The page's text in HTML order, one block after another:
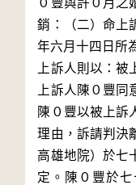
０豐與許０月之
銷：（二）命上
年六月十四日所
上訴人則以：
上訴人陳０豐
陳０豐以被上訴
理由，訴請判決
高雄地院）於七
定。陳０豐於